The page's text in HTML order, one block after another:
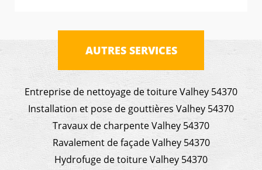
AUTRES SERVICES
Entreprise de nettoyage de toiture Valhey 54370
Installation et pose de gouttières Valhey 54370
Travaux de charpente Valhey 54370
Ravalement de façade Valhey 54370
Hydrofuge de toiture Valhey 54370